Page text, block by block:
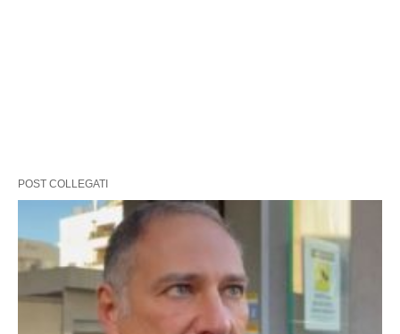
POST COLLEGATI